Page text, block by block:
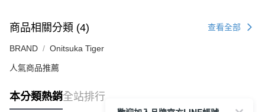
商品相關分類 (4) 查看全部
BRAND Onitsuka Tiger
人氣商品推薦
本分類熱銷全站排行